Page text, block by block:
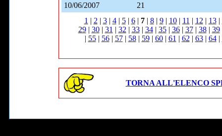
10/06/2007
21
1 | 2 | 3| 4| 5| 6| 7| 8| 9| 10| 11 | 12 | 13|
29| 30| 31 | 32 | 33| 34| 35| 36| 37| 38| 39
| 55| 56| 57| 58| 59| 60| 61 | 62 | 63| 64|
TORNA ALL'ELENCO